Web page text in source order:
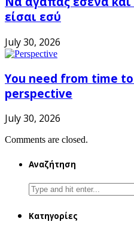
είσαι εσύ
July 30, 2026
You need from time
perspective
July 30, 2026
Comments are closed.
Αναζήτηση
Search
for:
Κατηγορίες